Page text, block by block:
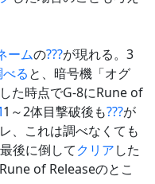
ームの???が現れる。3
ると、暗号機「オグ
た時点でG-8にRune of
1～2体目撃破後も???が
、これは調べなくても
後に倒してクリアした
of Releaseのとこ